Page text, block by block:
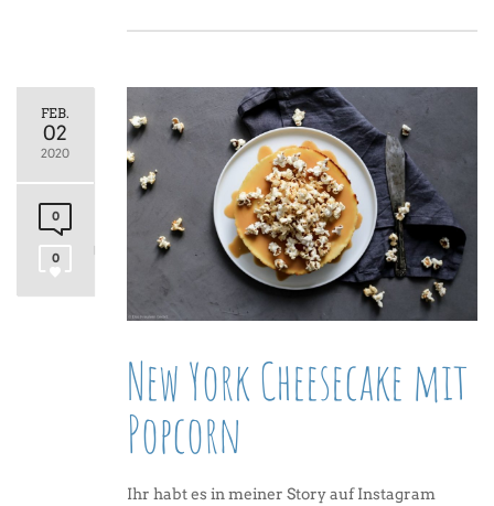
FEB.
02
2020
0
0
New York Cheesecake mit
Popcorn
Ihr habt es in meiner Story auf Instagram